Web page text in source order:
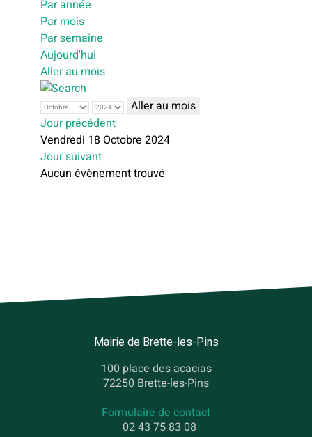
Par année
Par mois
Par semaine
Aujourd'hui
Aller au mois
Aller au mois
Jour précédent
Vendredi 18 Octobre 2024
Jour suivant
Aucun évènement trouvé
Mairie de Brette-les-Pins
100 place des acacias
72250 Brette-les-Pins
Formulaire de contact
02 43 75 83 08